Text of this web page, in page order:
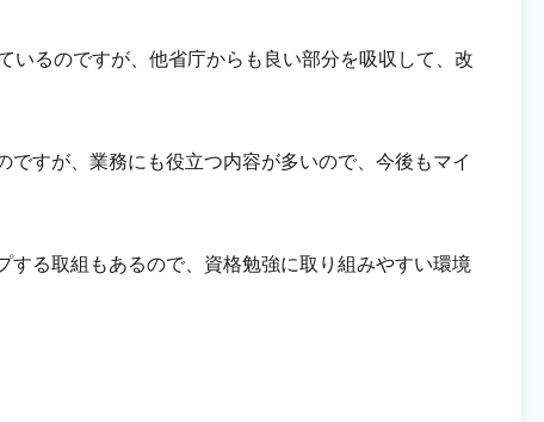
いるのですが、他省庁からも良い部分を吸収して、改
すが、業務にも役立つ内容が多いので、今後もマイ
る取組もあるので、資格勉強に取り組みやすい環境